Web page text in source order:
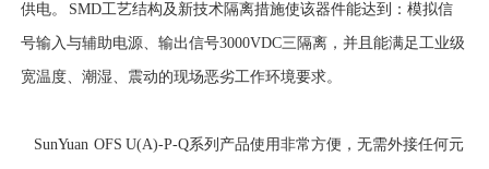
供电。 SMD工艺结构及新技术隔离措施使该器件能达到：模拟信
号输入与辅助电源、输出信号3000VDC三隔离，并且能满足工业级
宽温度、潮湿、震动的现场恶劣工作环境要求。
SunYuan OFS U(A)-P-Q系列产品使用非常方便，无需外接任何元